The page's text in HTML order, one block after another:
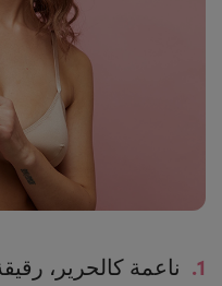
1. ناعمة كالحرير،